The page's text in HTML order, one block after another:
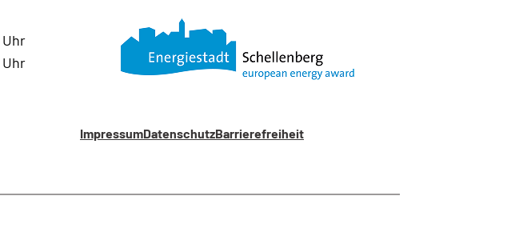
Uhr
Uhr
ImpressumDatenschutzBarrierefreiheit